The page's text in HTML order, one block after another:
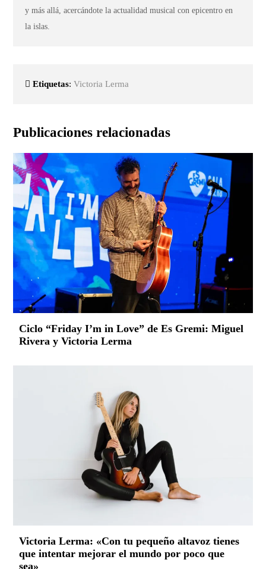
y más allá, acercándote la actualidad musical con epicentro en
la islas.
Etiquetas:Victoria Lerma
Publicaciones relacionadas
Ciclo “Friday I’m in Love” de Es Gremi: Miguel
Rivera y Victoria Lerma
Victoria Lerma: «Con tu pequeño altavoz tienes
que intentar mejorar el mundo por poco que
sea»